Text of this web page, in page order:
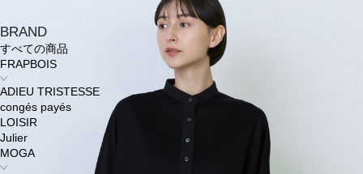
BRAND
すべての商品
FRAPBOIS
ADIEU TRISTESSE
congés payés
LOISIR
Julier
MOGA